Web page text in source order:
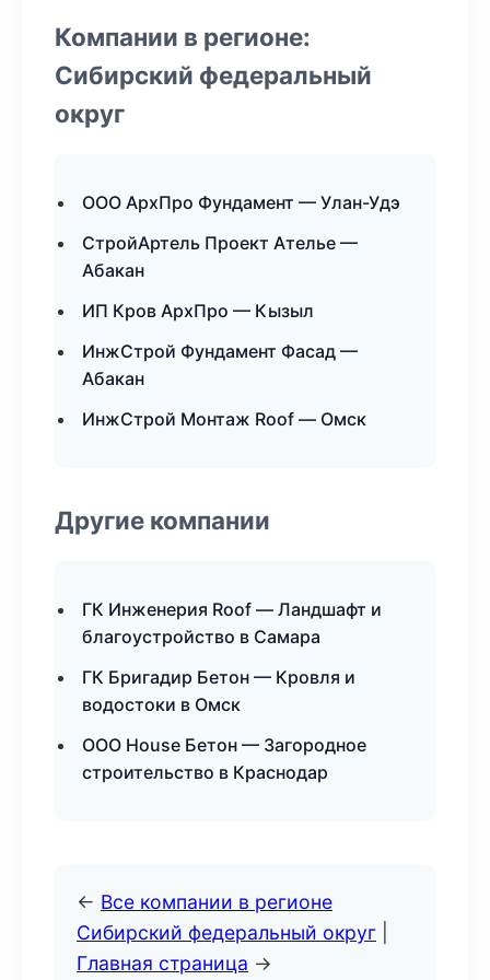
Компании в регионе:
Сибирский федеральный
округ
ООО АрхПро Фундамент — Улан-Удэ
СтройАртель Проект Ателье —
Абакан
ИП Кров АрхПро — Кызыл
ИнжСтрой Фундамент Фасад —
Абакан
ИнжСтрой Монтаж Roof — Омск
Другие компании
ГК Инженерия Roof — Ландшафт и
благоустройство в Самара
ГК Бригадир Бетон — Кровля и
водостоки в Омск
ООО House Бетон — Загородное
строительство в Краснодар
← Все компании в регионе
Сибирский федеральный округ
Главная страница →